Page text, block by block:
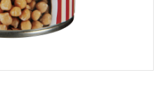
Envoyer